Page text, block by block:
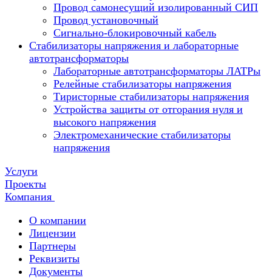
Провод самонесущий изолированный СИП
Провод установочный
Сигнально-блокировочный кабель
Стабилизаторы напряжения и лабораторные
автотрансформаторы
Лабораторные автотрансформаторы ЛАТРы
Релейные стабилизаторы напряжения
Тиристорные стабилизаторы напряжения
Устройства защиты от отгорания нуля и
высокого напряжения
Электромеханические стабилизаторы
напряжения
Услуги
Проекты
Компания
О компании
Лицензии
Партнеры
Реквизиты
Документы